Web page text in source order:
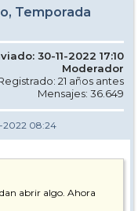
Temporada
30-11-2022 17:10
Moderador
21 años antes
Mensajes: 36.649
2022 08:24
abrir algo. Ahora